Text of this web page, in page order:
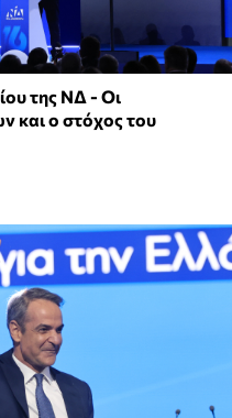
της ΝΔ - Οι
και ο στόχος του